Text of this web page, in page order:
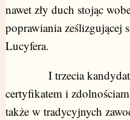
nawet zły duch stojąc
poprawiania ześlizgującej
Lucyfera.
I trzecia
certyfikatem i
także w tradycyjnych